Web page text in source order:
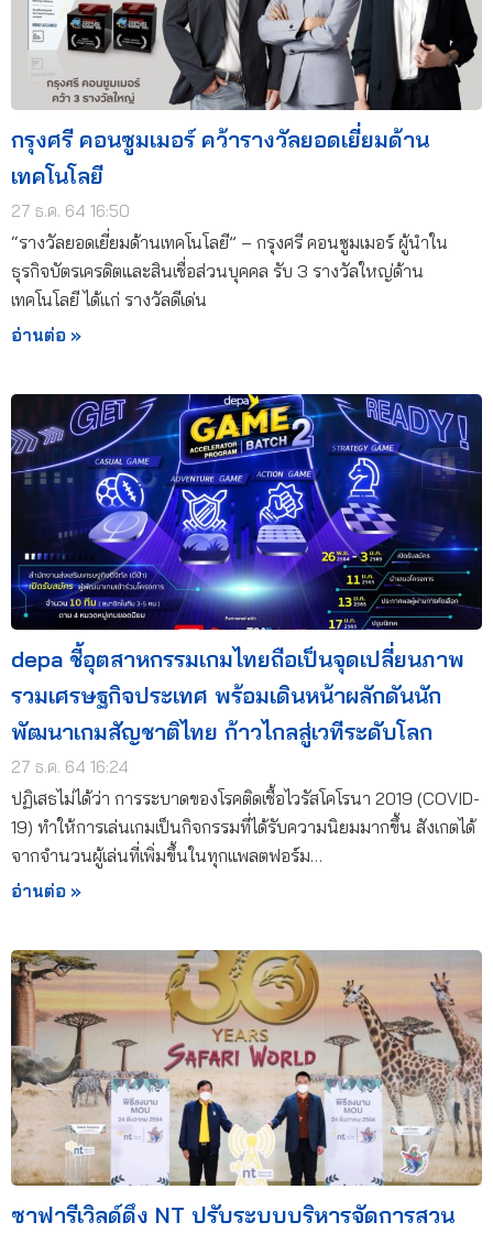
กรุงศรี คอนซูมเมอร์ คว้ารางวัลยอดเยี่ยมด้าน
เทคโนโลยี
27 ธ.ค. 64 16:50
“รางวัลยอดเยี่ยมด้านเทคโนโลยี” – กรุงศรี คอนซูมเมอร์ ผู้นำใน
ธุรกิจบัตรเครดิตและสินเชื่อส่วนบุคคล รับ 3 รางวัลใหญ่ด้าน
เทคโนโลยี ได้แก่ รางวัลดีเด่น
อ่านต่อ »
depa ชี้อุตสาหกรรมเกมไทยถือเป็นจุดเปลี่ยนภาพ
รวมเศรษฐกิจประเทศ พร้อมเดินหน้าผลักดันนัก
พัฒนาเกมสัญชาติไทย ก้าวไกลสู่เวทีระดับโลก
27 ธ.ค. 64 16:24
ปฏิเสธไม่ได้ว่า การระบาดของโรคติดเชื้อไวรัสโคโรนา 2019 (COVID-
19) ทำให้การเล่นเกมเป็นกิจกรรมที่ได้รับความนิยมมากขึ้น สังเกตได้
จากจำนวนผู้เล่นที่เพิ่มขึ้นในทุกแพลตฟอร์ม…
อ่านต่อ »
ซาฟารีเวิลด์ดึง NT ปรับระบบบริหารจัดการสวน